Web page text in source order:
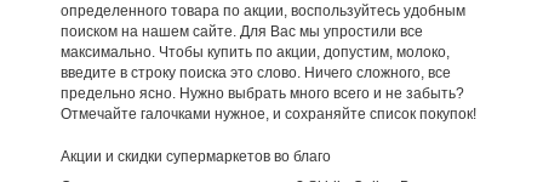
определенного товара по акции, воспользуйтесь удобным
поиском на нашем сайте. Для Вас мы упростили все
максимально. Чтобы купить по акции, допустим, молоко,
введите в строку поиска это слово. Ничего сложного, все
предельно ясно. Нужно выбрать много всего и не забыть?
Отмечайте галочками нужное, и сохраняйте список покупок!
Акции и скидки супермаркетов во благо